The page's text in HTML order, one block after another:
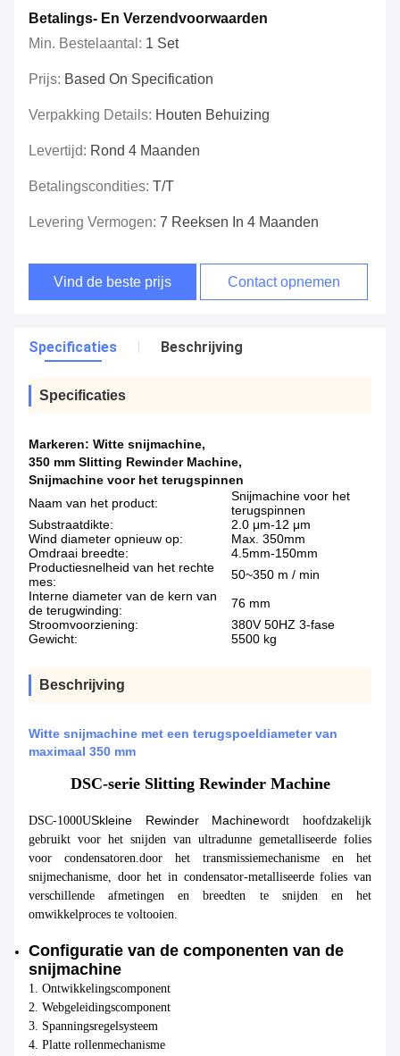
Betalings- En Verzendvoorwaarden
Min. Bestelaantal: 1 Set
Prijs: Based On Specification
Verpakking Details: Houten Behuizing
Levertijd: Rond 4 Maanden
Betalingscondities: T/T
Levering Vermogen: 7 Reeksen In 4 Maanden
Vind de beste prijs Contact opnemen
Specificaties Beschrijving
Specificaties
Markeren: Witte snijmachine,
350 mm Slitting Rewinder Machine,
Snijmachine voor het terugspinnen
Naam van het product:
Snijmachine voor het
terugspinnen
Substraatdikte:
2.0 μm-12 μm
Wind diameter opnieuw op:
Max. 350mm
Omdraai breedte:
4.5mm-150mm
Productiesnelheid van het rechte
mes:
50~350 m / min
Interne diameter van de kern van
de terugwinding:
76 mm
Stroomvoorziening:
380V 50HZ 3-fase
Gewicht:
5500 kg
Beschrijving
Witte snijmachine met een terugspoeldiameter van
maximaal 350 mm
DSC-serie Slitting Rewinder Machine
DSC-1000USkleine Rewinder Machinewordt hoofdzakelijk
gebruikt voor het snijden van ultradunne gemetalliseerde folies
voor condensatoren.door het transmissiemechanisme en het
snijmechanisme, door het in condensator-metalliseerde folies van
verschillende afmetingen en breedten te snijden en het
omwikkelproces te voltooien.
Configuratie van de componenten van de
snijmachine
1. Ontwikkelingscomponent
2. Webgeleidingscomponent
3. Spanningsregelsysteem
4. Platte rollenmechanisme